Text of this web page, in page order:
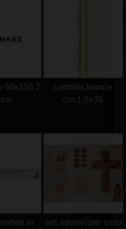
60x150 2
candela bianca
cm.1,6x35
in
set adesivi per cero